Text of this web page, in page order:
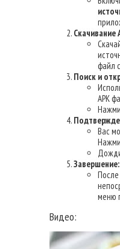
Скачивание
файл
Поиск и
APK
Вас
Завершение:
меню
Видео: